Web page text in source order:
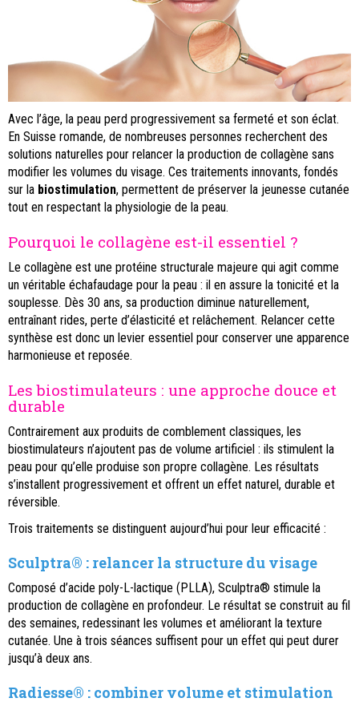
Avec l’âge, la peau perd progressivement sa fermeté et son éclat.
En Suisse romande, de nombreuses personnes recherchent des
solutions naturelles pour relancer la production de collagène sans
modifier les volumes du visage. Ces traitements innovants, fondés
sur la biostimulation, permettent de préserver la jeunesse cutanée
tout en respectant la physiologie de la peau.
Pourquoi le collagène est-il essentiel ?
Le collagène est une protéine structurale majeure qui agit comme
un véritable échafaudage pour la peau : il en assure la tonicité et la
souplesse. Dès 30 ans, sa production diminue naturellement,
entraînant rides, perte d’élasticité et relâchement. Relancer cette
synthèse est donc un levier essentiel pour conserver une apparence
harmonieuse et reposée.
Les biostimulateurs : une approche douce et
durable
Contrairement aux produits de comblement classiques, les
biostimulateurs n’ajoutent pas de volume artificiel : ils stimulent la
peau pour qu’elle produise son propre collagène. Les résultats
s’installent progressivement et offrent un effet naturel, durable et
réversible.
Trois traitements se distinguent aujourd’hui pour leur efficacité :
Sculptra® : relancer la structure du visage
Composé d’acide poly-L-lactique (PLLA), Sculptra® stimule la
production de collagène en profondeur. Le résultat se construit au fil
des semaines, redessinant les volumes et améliorant la texture
cutanée. Une à trois séances suffisent pour un effet qui peut durer
jusqu’à deux ans.
Radiesse® : combiner volume et stimulation